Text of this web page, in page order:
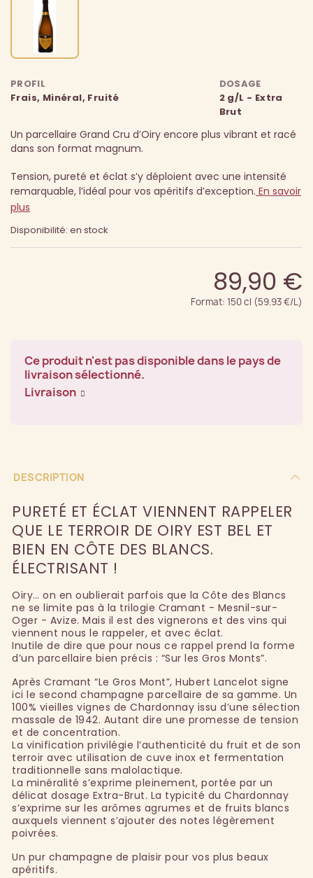
PROFIL
Frais, Minéral, Fruité
DOSAGE
2 g/L - Extra
Brut
Un parcellaire Grand Cru d’Oiry encore plus vibrant et racé
dans son format magnum.
Tension, pureté et éclat s’y déploient avec une intensité
remarquable, l’idéal pour vos apéritifs d’exception. En savoir
plus
Disponibilité: en stock
89,90 €
Format: 150 cl (59.93 €/L)
Ce produit n'est pas disponible dans le pays de
livraison sélectionné.
Livraison
DESCRIPTION
PURETÉ ET ÉCLAT VIENNENT RAPPELER
QUE LE TERROIR DE OIRY EST BEL ET
BIEN EN CÔTE DES BLANCS.
ÉLECTRISANT !
Oiry… on en oublierait parfois que la Côte des Blancs
ne se limite pas à la trilogie Cramant - Mesnil-sur-
Oger - Avize. Mais il est des vignerons et des vins qui
viennent nous le rappeler, et avec éclat.
Inutile de dire que pour nous ce rappel prend la forme
d’un parcellaire bien précis : “Sur les Gros Monts”.
Après Cramant “Le Gros Mont”, Hubert Lancelot signe
ici le second champagne parcellaire de sa gamme. Un
100% vieilles vignes de Chardonnay issu d’une sélection
massale de 1942. Autant dire une promesse de tension
et de concentration.
La vinification privilégie l’authenticité du fruit et de son
terroir avec utilisation de cuve inox et fermentation
traditionnelle sans malolactique.
La minéralité s’exprime pleinement, portée par un
délicat dosage Extra-Brut. La typicité du Chardonnay
s’exprime sur les arômes agrumes et de fruits blancs
auxquels viennent s’ajouter des notes légèrement
poivrées.
Un pur champagne de plaisir pour vos plus beaux
apéritifs.